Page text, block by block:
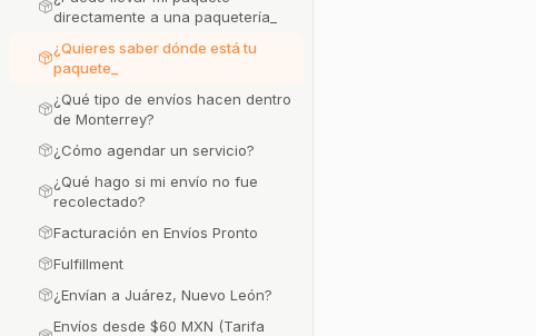
directamente a una paquetería_
¿Quieres saber dónde está tu
paquete_
¿Qué tipo de envíos hacen dentro
de Monterrey?
¿Cómo agendar un servicio?
¿Qué hago si mi envío no fue
recolectado?
Facturación en Envíos Pronto
Fulfillment
¿Envían a Juárez, Nuevo León?
Envíos desde $60 MXN (Tarifa